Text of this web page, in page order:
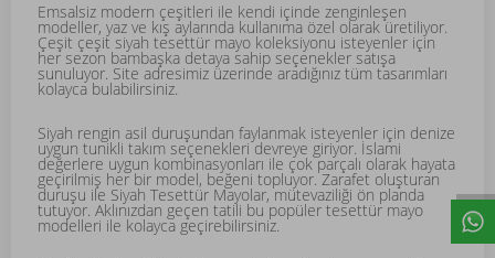
Emsalsiz modern çeşitleri ile kendi içinde zenginleşen
modeller, yaz ve kış aylarında kullanıma özel olarak üretiliyor.
Çeşit çeşit siyah tesettür mayo koleksiyonu isteyenler için
her sezon bambaşka detaya sahip seçenekler satışa
sunuluyor. Site adresimiz üzerinde aradığınız tüm tasarımları
kolayca bulabilirsiniz.
Siyah rengin asil duruşundan faylanmak isteyenler için denize
uygun tunikli takım seçenekleri devreye giriyor. İslami
değerlere uygun kombinasyonları ile çok parçalı olarak hayata
geçirilmiş her bir model, beğeni topluyor. Zarafet oluşturan
duruşu ile Siyah Tesettür Mayolar, mütevaziliği ön planda
tutuyor. Aklınızdan geçen tatili bu popüler tesettür mayo
modelleri ile kolayca geçirebilirsiniz.